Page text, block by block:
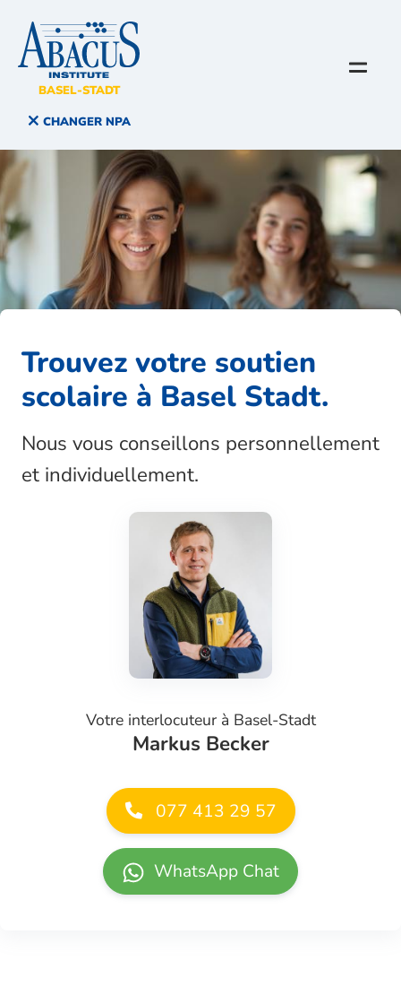
BASEL-STADT
CHANGER NPA
Trouvez votre soutien
scolaire à Basel Stadt.
Nous vous conseillons personnellement
et individuellement.
Votre interlocuteur à Basel-Stadt
Markus Becker
077 413 29 57
WhatsApp Chat